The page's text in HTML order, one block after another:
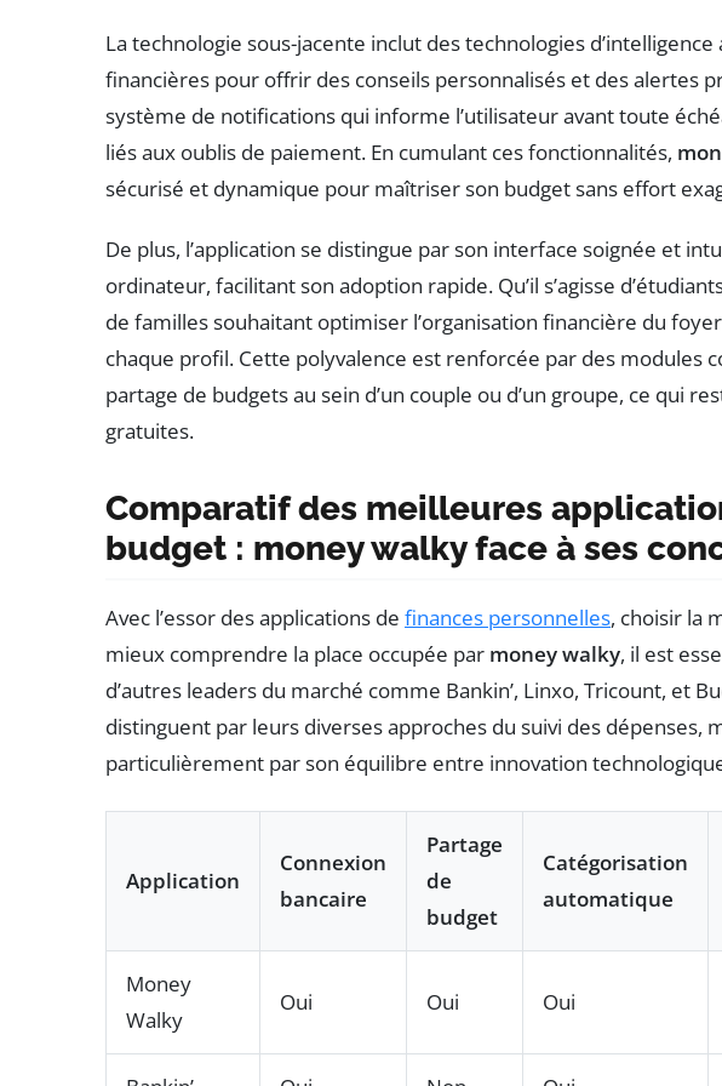
La technologie sous-jacente inclut des technologies
financières pour offrir des conseils personnalisés et des alertes
système de notifications qui informe l’utilisateur avant toute
liés aux oublis de paiement. En cumulant ces fonctionnalités,
sécurisé et dynamique pour maîtriser son budget sans effort
De plus, l’application se distingue par son interface soignée et
ordinateur, facilitant son adoption rapide. Qu’il s’agisse
de familles souhaitant optimiser l’organisation financière du
chaque profil. Cette polyvalence est renforcée par des modules
partage de budgets au sein d’un couple ou d’un groupe, ce qui
gratuites.
Comparatif des meilleures
budget : money walky face à ses
Avec l’essor des applications de finances personnelles, choisir la
mieux comprendre la place occupée par money walky, il est
d’autres leaders du marché comme Bankin’, Linxo, Tricount, et
distinguent par leurs diverses approches du suivi des dépenses,
particulièrement par son équilibre entre innovation
Application
Connexion
bancaire
Partage
de
budget
Catégorisation
automatique
Money
Walky
Oui Oui Oui